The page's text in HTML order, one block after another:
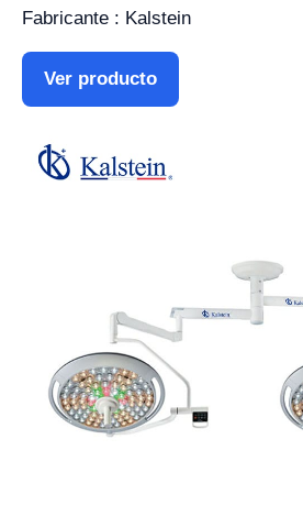
Fabricante : Kalstein
Ver producto